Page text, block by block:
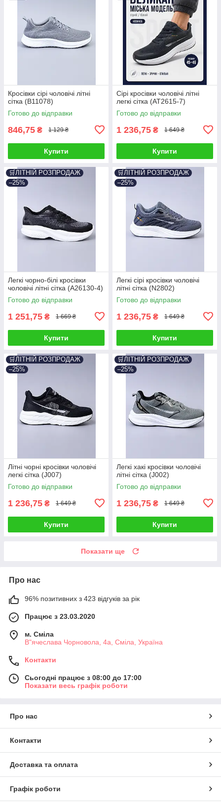
Кросівки сірі чоловічі літні
сітка (B11078)
Готово до відправки
846,75 ₴ 1 129 ₴
Купити
Сірі кросівки чоловічі літні
легкі сітка (AT2615-7)
Готово до відправки
1 236,75 ₴ 1 649 ₴
Купити
🛒ЛІТНІЙ РОЗПРОДАЖ
–25%
Легкі чорно-білі кросівки
чоловічі літні сітка (A26130-4)
Готово до відправки
1 251,75 ₴ 1 669 ₴
Купити
🛒ЛІТНІЙ РОЗПРОДАЖ
–25%
Легкі сірі кросівки чоловічі
літні сітка (N2802)
Готово до відправки
1 236,75 ₴ 1 649 ₴
Купити
🛒ЛІТНІЙ РОЗПРОДАЖ
–25%
Літні чорні кросівки чоловічі
легкі сітка (J007)
Готово до відправки
1 236,75 ₴ 1 649 ₴
Купити
🛒ЛІТНІЙ РОЗПРОДАЖ
–25%
Легкі хакі кросівки чоловічі
літні сітка (J002)
Готово до відправки
1 236,75 ₴ 1 649 ₴
Купити
Показати ще
Про нас
96% позитивних з 423 відгуків за рік
Працює з 23.03.2020
м. Сміла
В"ячеслава Чорновола, 4а, Сміла, Україна
Контакти
Сьогодні працює з 08:00 до 17:00
Показати весь графік роботи
Про нас
Контакти
Доставка та оплата
Графік роботи